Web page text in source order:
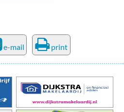
e-mail print